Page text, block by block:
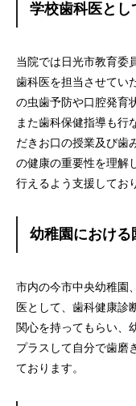
学校歯科医とし
当院では日光市教育委
歯科医を担当させてい
の虫歯予防や口腔発育
また歯科保健指導も行
だきお口の授業及び歯
の健康の重要性を理解
行えるよう支援してお
幼稚園におけ
市内の今市中央幼稚園
医として、歯科健康診
関心を持ってもらい、
プラスして自分で歯磨
ております。